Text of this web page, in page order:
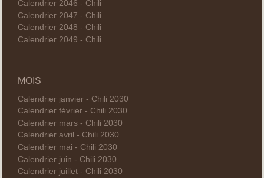
Calendrier 2046 - Chili
Calendrier 2047 - Chili
Calendrier 2048 - Chili
Calendrier 2049 - Chili
MOIS
Calendrier janvier - Chili 2030
Calendrier février - Chili 2030
Calendrier mars - Chili 2030
Calendrier avril - Chili 2030
Calendrier mai - Chili 2030
Calendrier juin - Chili 2030
Calendrier juillet - Chili 2030